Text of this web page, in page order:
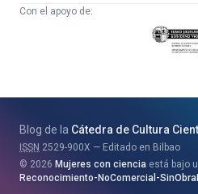
Con el apoyo de:
Eusko
eta
Saila
Blog de la Cátedra de Cultura
ISSN 2529-900X
Editado en Bilbao
2026 Mujeres con ciencia está bajo
Reconocimiento-NoComercial-